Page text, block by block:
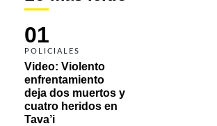
01
POLICIALES
Video: Violento
enfrentamiento
deja dos muertos y
cuatro heridos en
Tava’i